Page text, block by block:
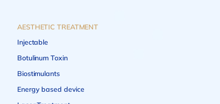
AESTHETIC TREATMENT
Injectable
Botulinum Toxin
Biostimulants
Energy based device